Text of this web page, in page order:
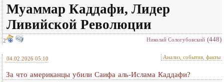
Муаммар Каддафи, Лидер
Ливийской Революции
2 Николай Сологубовский (448)
04.02.2026 05:10 Анализ, события, факты
За что американцы убили Саифа аль-Ислама Каддафи?